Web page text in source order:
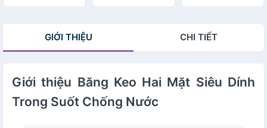
GIỚI THIỆU CHI TIẾT
Giới thiệu Băng Keo Hai Mặt Siêu Dính
Trong Suốt Chống Nước